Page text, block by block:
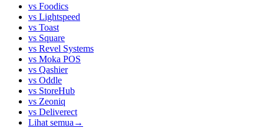
vs Foodics
vs Lightspeed
vs Toast
vs Square
vs Revel Systems
vs Moka POS
vs Qashier
vs Oddle
vs StoreHub
vs Zeoniq
vs Deliverect
Lihat semua →